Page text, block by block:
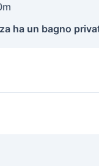
ha un bagno